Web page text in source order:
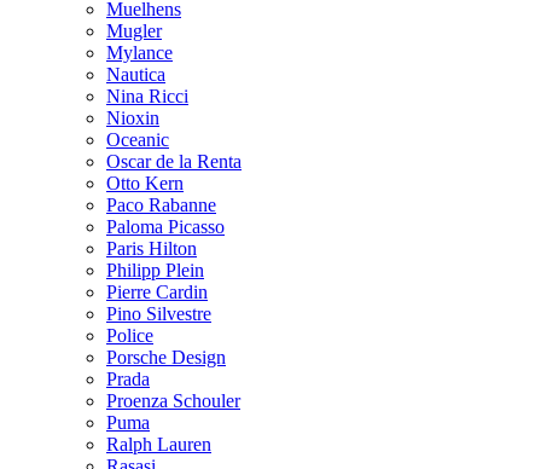
Muelhens
Mugler
Mylance
Nautica
Nina Ricci
Nioxin
Oceanic
Oscar de la Renta
Otto Kern
Paco Rabanne
Paloma Picasso
Paris Hilton
Philipp Plein
Pierre Cardin
Pino Silvestre
Police
Porsche Design
Prada
Proenza Schouler
Puma
Ralph Lauren